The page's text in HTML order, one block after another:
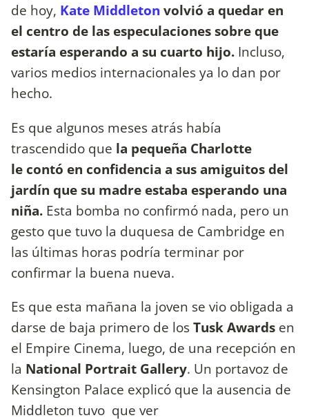
de hoy, Kate Middleton volvió a quedar en
el centro de las especulaciones sobre que
estaría esperando a su cuarto hijo. Incluso,
varios medios internacionales ya lo dan por
hecho.
Es que algunos meses atrás había
trascendido que la pequeña Charlotte
le contó en confidencia a sus amiguitos del
jardín que su madre estaba esperando una
niña. Esta bomba no confirmó nada, pero un
gesto que tuvo la duquesa de Cambridge en
las últimas horas podría terminar por
confirmar la buena nueva.
Es que esta mañana la joven se vio obligada a
darse de baja primero de losTusk Awards en
el Empire Cinema, luego, de una recepción en
la National Portrait Gallery. Un portavoz de
Kensington Palace explicó que la ausencia de
Middleton tuvo que ver